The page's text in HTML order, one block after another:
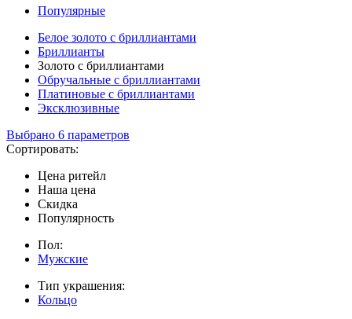
Популярные
Белое золото с бриллиантами
Бриллианты
Золото с бриллиантами
Обручальные с бриллиантами
Платиновые с бриллиантами
Эксклюзивные
Выбрано 6 параметров
Сортировать:
Цена ритейл
Наша цена
Скидка
Популярность
Пол:
Мужские
Тип украшения:
Кольцо